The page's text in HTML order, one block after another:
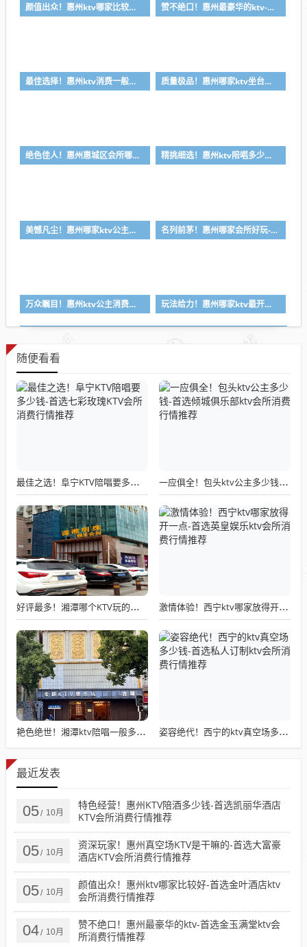
颜值出众！惠州ktv哪家比较好-首选金叶酒店ktv会所消费行情推荐 赞不绝口！惠州最豪华的ktv-首选金玉满堂ktv会所消费行情推荐
最佳选择！惠州ktv消费一般多少钱-首选金朗娱乐ktv会所消费行情推荐 质量极品！惠州哪家ktv坐台小费最高-首选喜悦酒店ktv会所消费行情推荐
绝色佳人！惠州惠城区会所哪家好-首选皇家公馆ktv会所消费行情推荐 精挑细选！惠州ktv陪唱多少钱-首选丽景国际ktv会所消费行情推荐
美憾凡尘！惠州哪家ktv公主漂亮-首选凯宾斯基ktv会所消费行情推荐 名列前茅！惠州哪家会所好玩-首选皇朝会ktv会所消费行情推荐
万众瞩目！惠州ktv公主消费一般多少钱-首选金莎汇ktv会所消费行情推荐 玩法给力！惠州哪家ktv最开放-首选逸豪ktv会所消费行情推荐
随便看看
最佳之选！阜宁KTV陪唱要多少钱-首选七彩玫瑰KTV会所消费行情推荐 一应俱全！包头ktv公主多少钱-首选倾城俱乐部ktv会所消费行情推荐
好评最多！湘潭哪个KTV玩的开-必看潇湘明珠KTV消费价格点评 激情体验！西宁ktv哪家放得开一点-首选英皇娱乐ktv会所消费行情推荐
艳色绝世！湘潭ktv陪唱一般多少钱-必看帝都ktv消费价格点评 姿容绝代！西宁的ktv真空场多少钱-首选私人订制ktv会所消费行情推荐
最近发表
05/ 10月
特色经营！惠州KTV陪酒多少钱-首选凯丽华酒店
KTV会所消费行情推荐
05/ 10月
资深玩家！惠州真空场KTV是干嘛的-首选大富豪
酒店KTV会所消费行情推荐
05/ 10月
颜值出众！惠州ktv哪家比较好-首选金叶酒店ktv
会所消费行情推荐
04/ 10月
赞不绝口！惠州最豪华的ktv-首选金玉满堂ktv会
所消费行情推荐